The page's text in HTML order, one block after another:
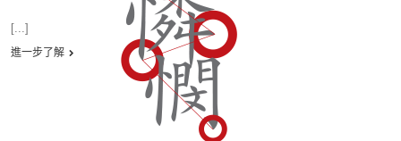
[...]
進一步了解